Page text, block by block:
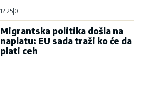
12:25|0
Migrantska politika došla na
naplatu: EU sada traži ko će da
plati ceh